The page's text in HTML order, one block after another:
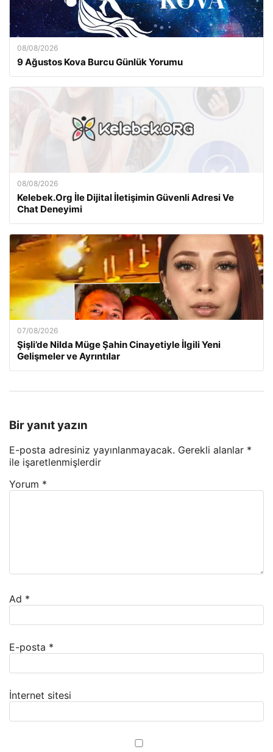
08/08/2026
9 Ağustos Kova Burcu Günlük Yorumu
08/08/2026
Kelebek.Org İle Dijital İletişimin Güvenli Adresi Ve
Chat Deneyimi
07/08/2026
Şişli’de Nilda Müge Şahin Cinayetiyle İlgili Yeni
Gelişmeler ve Ayrıntılar
Bir yanıt yazın
E-posta adresiniz yayınlanmayacak. Gerekli alanlar *
ile işaretlenmişlerdir
Yorum *
Ad *
E-posta *
İnternet sitesi